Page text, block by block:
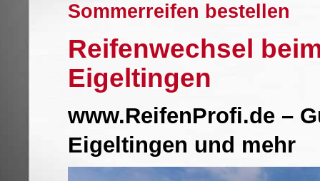
Sommerreifen bestellen
Reifenwechsel
Eigeltingen
www.ReifenProfi.de –
Eigeltingen und mehr